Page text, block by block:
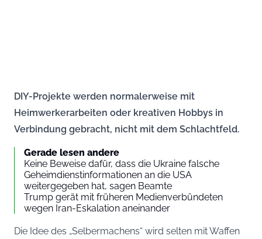
DIY-Projekte werden normalerweise mit
Heimwerkerarbeiten oder kreativen Hobbys in
Verbindung gebracht, nicht mit dem Schlachtfeld.
Gerade lesen andere
Keine Beweise dafür, dass die Ukraine falsche
Geheimdienstinformationen an die USA
weitergegeben hat, sagen Beamte
Trump gerät mit früheren Medienverbündeten
wegen Iran-Eskalation aneinander
Die Idee des „Selbermachens“ wird selten mit Waffen